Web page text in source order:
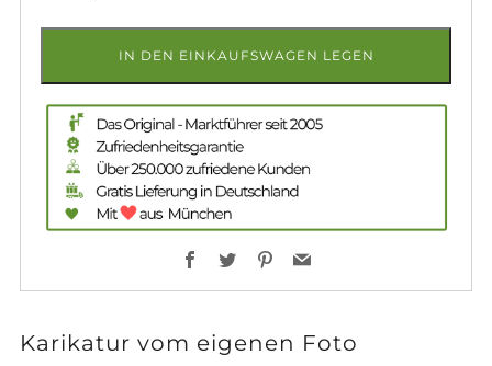
IN DEN EINKAUFSWAGEN LEGEN
Facebook
TwitterPinterest
Karikatur vom eigenen Foto